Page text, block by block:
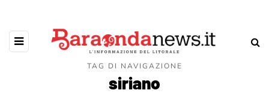
TAG DI NAVIGAZIONE
siriano